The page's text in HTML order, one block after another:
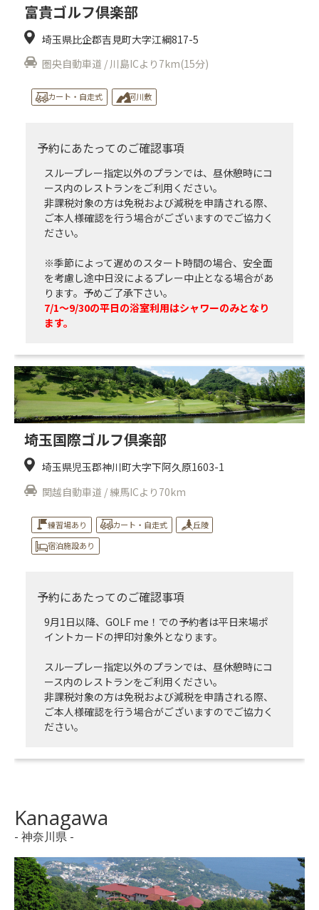
富貴ゴルフ倶楽部
埼玉県比企郡吉見町大字江綱817-5
圏央自動車道 / 川島ICより7km(15分)
カート・自走式 河川敷
予約にあたってのご確認事項
スループレー指定以外のプランでは、昼休憩時にコ
ース内のレストランをご利用ください。
非課税対象の方は免税および減税を申請される際、
ご本人様確認を行う場合がございますのでご協力く
ださい。
※季節によって遅めのスタート時間の場合、安全面
を考慮し途中日没によるプレー中止となる場合があ
ります。予めご了承下さい。
7/1～9/30の平日の浴室利用はシャワーのみとなり
ます。
埼玉国際ゴルフ倶楽部
埼玉県児玉郡神川町大字下阿久原1603-1
関越自動車道 / 練馬ICより70km
練習場あり カート・自走式
丘陵
宿泊施設あり
予約にあたってのご確認事項
9月1日以降、GOLF me！での予約者は平日来場ポ
イントカードの押印対象外となります。
スループレー指定以外のプランでは、昼休憩時にコ
ース内のレストランをご利用ください。
非課税対象の方は免税および減税を申請される際、
ご本人様確認を行う場合がございますのでご協力く
ださい。
Kanagawa
- 神奈川県 -